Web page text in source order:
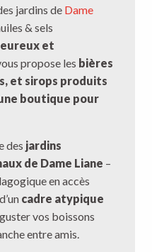
jardins de Dame
& sels
et
propose les bières
et sirops produits
boutique pour
des jardins
de Dame Liane –
en accès
cadre atypique
vos boissons
entre amis.